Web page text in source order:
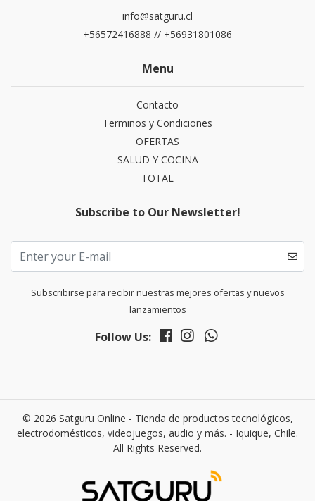
info@satguru.cl
+56572416888 // +56931801086
Menu
Contacto
Terminos y Condiciones
OFERTAS
SALUD Y COCINA
TOTAL
Subscribe to Our Newsletter!
Subscribirse para recibir nuestras mejores ofertas y nuevos
lanzamientos
Follow Us:
© 2026 Satguru Online - Tienda de productos tecnológicos,
electrodomésticos, videojuegos, audio y más. - Iquique, Chile.
All Rights Reserved.